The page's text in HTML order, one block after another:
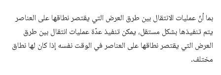
بما أنّ عمليات الانتقال بين طرق العرض التي يقتصر نطاقها على العناصر
يتم تنفيذها بشكل مستقل، يمكن تنفيذ عدّة عمليات انتقال بين طرق
العرض التي يقتصر نطاقها على العناصر في الوقت نفسه إذا كان لها نطاق
مختلف.